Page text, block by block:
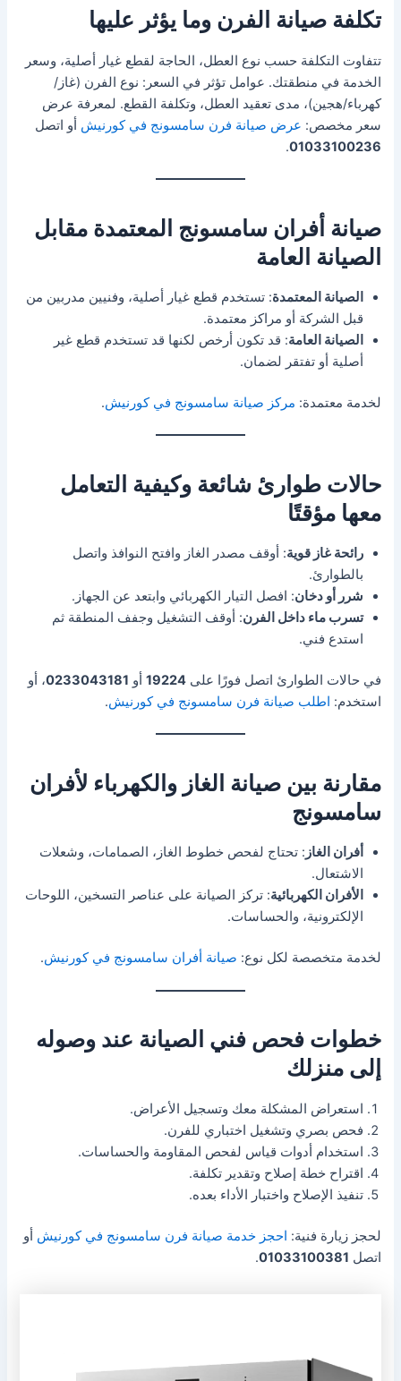
تكلفة صيانة الفرن وما يؤثر عليها
تتفاوت التكلفة حسب نوع العطل، الحاجة لقطع غيار أصلية، وسعر
الخدمة في منطقتك. عوامل تؤثر في السعر: نوع الفرن (غاز/
كهرباء/هجين)، مدى تعقيد العطل، وتكلفة القطع. لمعرفة عرض
سعر مخصص: عرض صيانة فرن سامسونج في كورنيش أو اتصل
01033100236
.
صيانة أفران سامسونج المعتمدة مقابل
الصيانة العامة
الصيانة المعتمدة: تستخدم قطع غيار أصلية، وفنيين مدربين من
قبل الشركة أو مراكز معتمدة.
الصيانة العامة: قد تكون أرخص لكنها قد تستخدم قطع غير
أصلية أو تفتقر لضمان.
لخدمة معتمدة: مركز صيانة سامسونج في كورنيش.
حالات طوارئ شائعة وكيفية التعامل
معها مؤقتًا
رائحة غاز قوية: أوقف مصدر الغاز وافتح النوافذ واتصل
بالطوارئ.
شرر أو دخان: افصل التيار الكهربائي وابتعد عن الجهاز.
تسرب ماء داخل الفرن: أوقف التشغيل وجفف المنطقة ثم
استدع فني.
في حالات الطوارئ اتصل فورًا على19224 أو 0233043181، أو
استخدم: اطلب صيانة فرن سامسونج في كورنيش.
مقارنة بين صيانة الغاز والكهرباء لأفران
سامسونج
أفران الغاز : تحتاج لفحص خطوط الغاز، الصمامات، وشعلات
الاشتعال.
الأفران الكهربائية: تركز الصيانة على عناصر التسخين، اللوحات
الإلكترونية، والحساسات.
لخدمة متخصصة لكل نوع: صيانة أفران سامسونج في كورنيش.
خطوات فحص فني الصيانة عند وصوله
إلى منزلك
استعراض المشكلة معك وتسجيل الأعراض.
فحص بصري وتشغيل اختباري للفرن.
استخدام أدوات قياس لفحص المقاومة والحساسات.
اقتراح خطة إصلاح وتقدير تكلفة.
تنفيذ الإصلاح واختبار الأداء بعده.
لحجز زيارة فنية: احجز خدمة صيانة فرن سامسونج في كورنيش أو
اتصل 01033100381
.